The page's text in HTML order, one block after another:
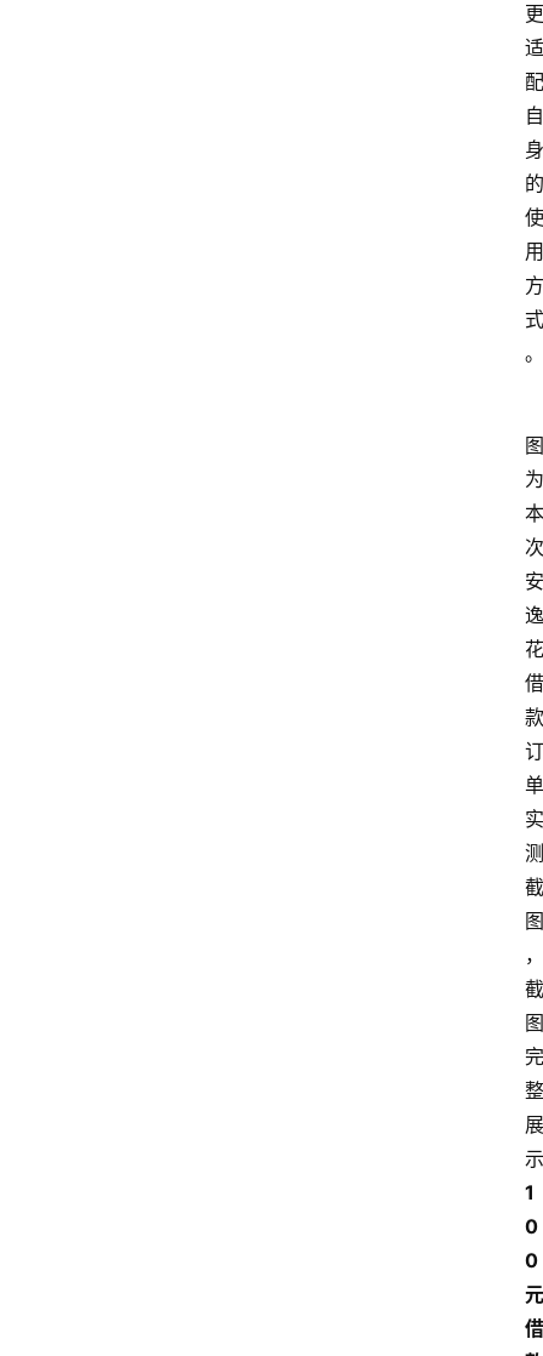
更
适
配
自
身
的
使
用
方
式
。
图
为
本
次
安
逸
花
借
款
订
单
实
测
截
图
，
截
图
完
整
展
示
1
0
0
元
借